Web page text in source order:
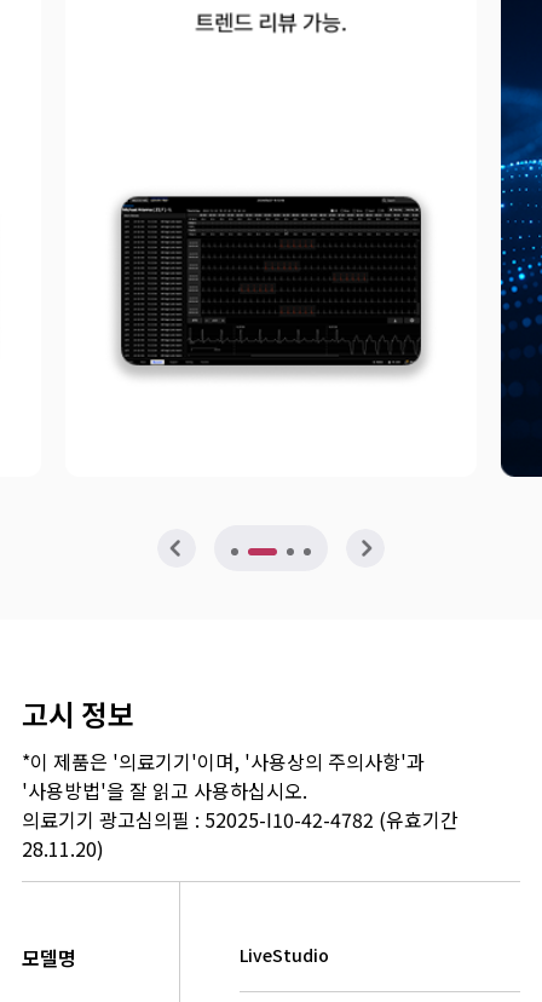
고시 정보
*이 제품은 '의료기기'이며, '사용상의 주의사항'과
'사용방법'을 잘 읽고 사용하십시오.
의료기기 광고심의필 : 52025-I10-42-4782 (유효기간
28.11.20)
모델명 LiveStudio